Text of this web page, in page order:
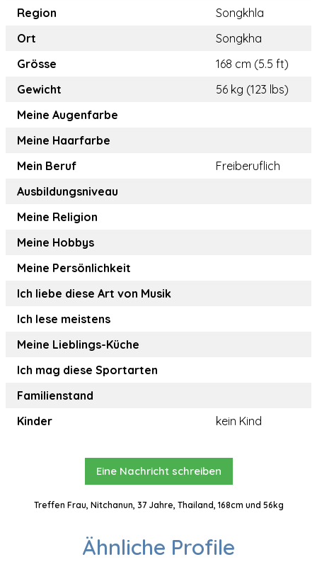
Region
Songkhla
Ort
Songkha
Grösse
168 cm (5.5 ft)
Gewicht
56 kg (123 lbs)
Meine Augenfarbe
Meine Haarfarbe
Mein Beruf
Freiberuflich
Ausbildungsniveau
Meine Religion
Meine Hobbys
Meine Persönlichkeit
Ich liebe diese Art von Musik
Ich lese meistens
Meine Lieblings-Küche
Ich mag diese Sportarten
Familienstand
Kinder
kein Kind
Eine Nachricht schreiben
Treffen Frau, Nitchanun, 37 Jahre, Thailand, 168cm und 56kg
Ähnliche Profile